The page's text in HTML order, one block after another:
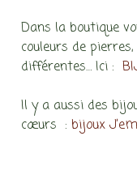
Dans la boutique
couleurs de
différentes… Ici :
Il y a aussi des
cœurs : bijoux